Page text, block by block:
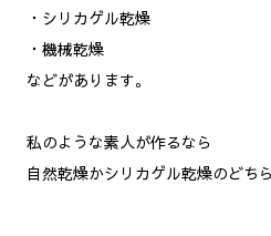
・シリカゲル乾燥
・機械乾燥
などがあります。
私のような素人が作るなら
自然乾燥かシリカゲル乾燥のどち